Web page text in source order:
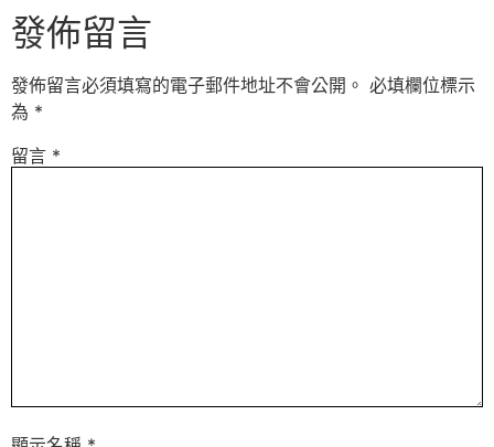
發佈留言
發佈留言必須填寫的電子郵件地址不會公開。 必填欄位標示
為 *
留言 *